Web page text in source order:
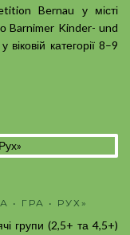
Bernau у місті
Barnimer Kinder- und
категорії 8–9
• ГРА • РУХ»
групи (2,5+ та 4,5+)